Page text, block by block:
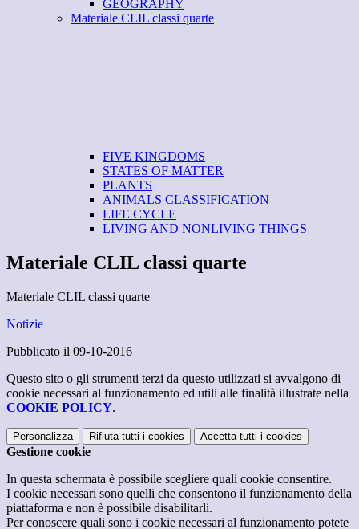
GEOGRAPHY
Materiale CLIL classi quarte
FIVE KINGDOMS
STATES OF MATTER
PLANTS
ANIMALS CLASSIFICATION
LIFE CYCLE
LIVING AND NONLIVING THINGS
Materiale CLIL classi quarte
Materiale CLIL classi quarte
Notizie
Pubblicato il 09-10-2016
Questo sito o gli strumenti terzi da questo utilizzati si avvalgono di
cookie necessari al funzionamento ed utili alle finalità illustrate nella
COOKIE POLICY.
Personalizza Rifiuta tutti i cookies Accetta tutti i cookies
Gestione cookie
In questa schermata è possibile scegliere quali cookie consentire.
I cookie necessari sono quelli che consentono il funzionamento della
piattaforma e non è possibile disabilitarli.
Per conoscere quali sono i cookie necessari al funzionamento potete